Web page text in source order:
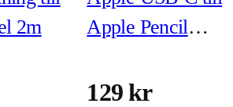
2m
Apple Pencil
129 kr